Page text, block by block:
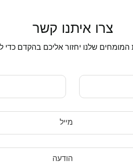
צרו איתנו קשר
המומחים שלנו יחזור אליכם בהקדם כדי
מייל
הודעה